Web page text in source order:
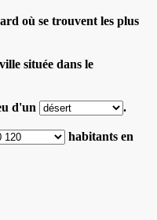
où se trouvent les plus
située dans le
d'un .
habitants en